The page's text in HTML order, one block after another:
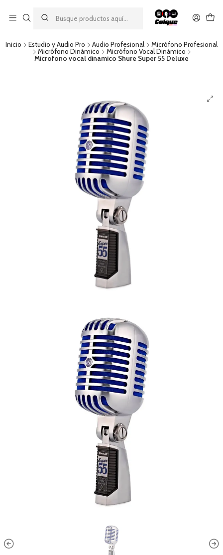
descuento por pago con transferencia bancaria
por una compra mínima de $49.990. Este descuento no es
acumulable a otras promociones ni aplicable a gastos de envío.
Inicio Estudio y Audio Pro Audio Profesional
Micrófono Profesional
Micrófono Dinámico
Micrófono Vocal Dinámico
Microfono vocal dinamico Shure Super 55 Deluxe